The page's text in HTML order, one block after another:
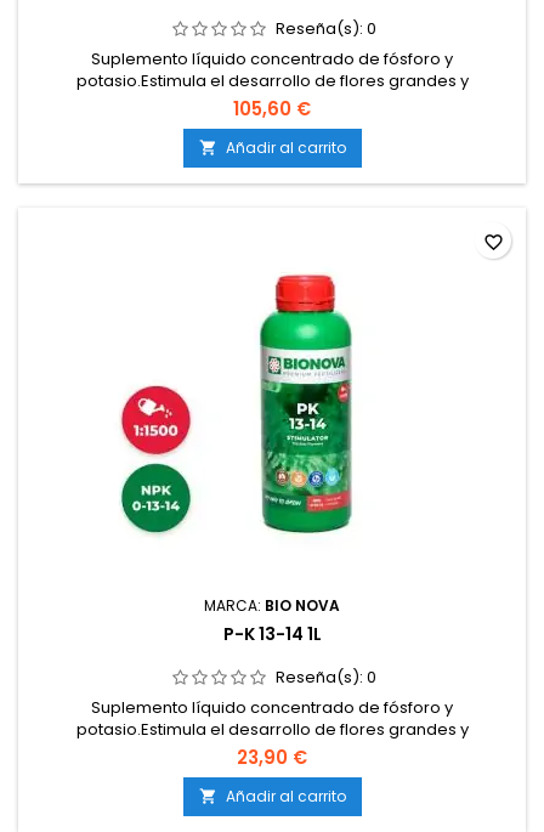
Reseña(s): 0
Suplemento líquido concentrado de fósforo y
potasio.Estimula el desarrollo de flores grandes y
compactas.Incrementa la producción de resina, aroma y
sabor.Mejora la transferencia de energía y la formación de
azúcares.Compatible con todos los sistemas de cultivo.
105,60 €
 Añadir al carrito
MARCA: BIO NOVA
P-K 13-14 1L
Reseña(s): 0
Suplemento líquido concentrado de fósforo y
potasio.Estimula el desarrollo de flores grandes y
compactas.Incrementa la producción de resina, aroma y
sabor.Mejora la transferencia de energía y la formación de
azúcares.Compatible con todos los sistemas de cultivo.
23,90 €
 Añadir al carrito
favorite_border